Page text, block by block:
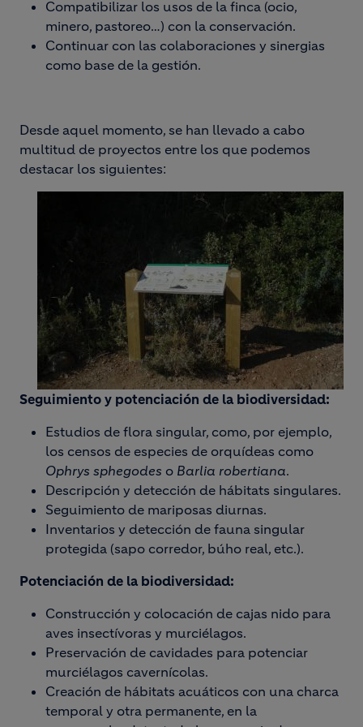
Compatibilizar los usos de la finca (ocio,
minero, pastoreo…) con la conservación.
Continuar con las colaboraciones y sinergias
como base de la gestión.
Desde aquel momento, se han llevado a cabo
multitud de proyectos entre los que podemos
destacar los siguientes:
Seguimiento y potenciación de la biodiversidad:
Estudios de flora singular, como, por ejemplo,
los censos de especies de orquídeas como
Ophrys sphegodes o Barlia robertiana.
Descripción y detección de hábitats singulares.
Seguimiento de mariposas diurnas.
Inventarios y detección de fauna singular
protegida (sapo corredor, búho real, etc.).
Potenciación de la biodiversidad:
Construcción y colocación de cajas nido para
aves insectívoras y murciélagos.
Preservación de cavidades para potenciar
murciélagos cavernícolas.
Creación de hábitats acuáticos con una charca
temporal y otra permanente, en la